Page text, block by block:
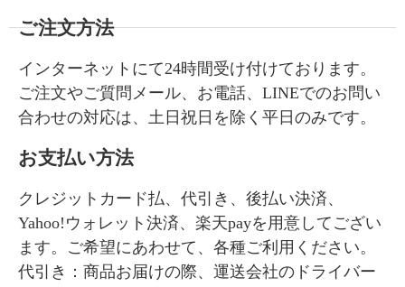
ご注文方法
インターネットにて24時間受け付けております。
ご注文やご質問メール、お電話、LINEでのお問い
合わせの対応は、土日祝日を除く平日のみです。
お支払い方法
クレジットカード払、代引き、後払い決済、
Yahoo!ウォレット決済、楽天payを用意してござい
ます。ご希望にあわせて、各種ご利用ください。
代引き：商品お届けの際、運送会社のドライバー